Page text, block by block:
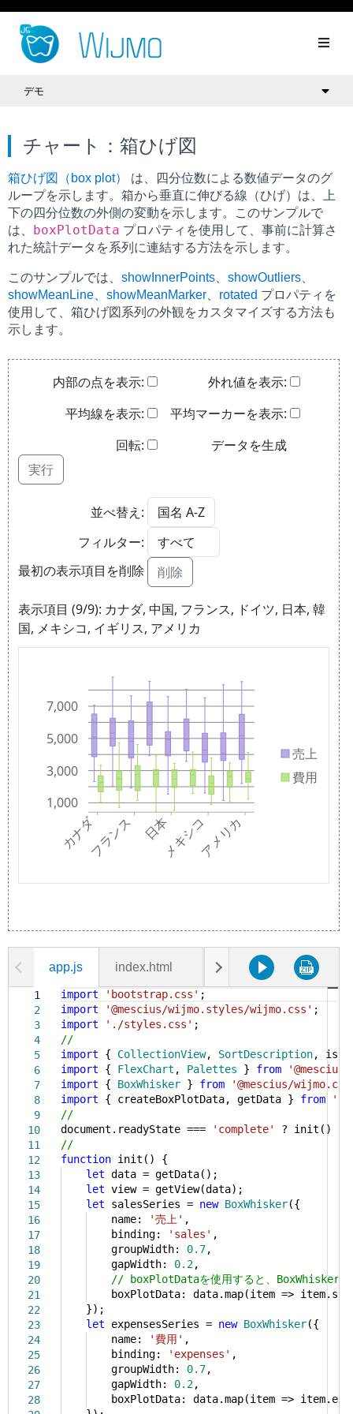
デモ
チャート：箱ひげ図
箱ひげ図（box plot）
は、四分位数による数値データのグ
ループを示します。箱から垂直に伸びる線（ひげ）は、上
下の四分位数の外側の変動を示します。このサンプルで
は、
boxPlotData プロパティを使用して、事前に計算さ
れた統計データを系列に連結する方法を示します。
このサンプルでは、 showInnerPoints showOutliers
showMeanLine
showMeanMarker rotated プロパティを
使用して、箱ひげ図系列の外観をカスタマイズする方法も
示します。
app.js index.html data.js styles.css
1
2
3
4
5
6
7
8
9
10
11
12
13
14
15
16
17
18
19
20
21
22
23
24
25
26
27
28
import 'bootstrap.css' ;
import
'@mescius/wijmo.styles/wijmo.css' ;
import
'./styles.css' ;
//
import { CollectionView, SortDescription,
import { FlexChart , Palettes } from
import { BoxWhisker } from
'@mescius/
import { createBoxPlotData, getData } from
'./
//
document.readyState ===
'complete'
? init() :
//
function init() {
let data = getData();
let view = getView(data);
let salesSeries = new BoxWhisker({
name:
'売上' ,
binding:
'sales' ,
groupWidth: 0.7,
gapWidth: 0.2,
//
boxPlotDataを使用すると、BoxWhiskerは
boxPlotData: data.map(item =>
});
let expensesSeries = new BoxWhisker({
name:
'費用' ,
binding:
'expenses' ,
groupWidth: 0.7,
gapWidth: 0.2,
boxPlotData: data.map(item =>